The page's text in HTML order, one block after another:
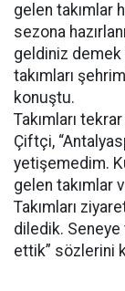
gelen takımlar
sezona
geldiniz demek
takımları
konuştu.
Takımları
Çiftçi,
yetişemedim.
gelen takımlar
Takımları
diledik.
ettik” sözlerini